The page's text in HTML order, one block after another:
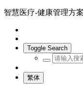
智慧医疗-健康管理方
Toggle Search
繁体